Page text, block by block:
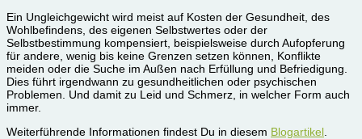
Ein Ungleichgewicht wird meist auf Kosten der Gesundheit, des
Wohlbefindens, des eigenen Selbstwertes oder der
Selbstbestimmung kompensiert, beispielsweise durch Aufopferung
für andere, wenig bis keine Grenzen setzen können, Konflikte
meiden oder die Suche im Außen nach Erfüllung und Befriedigung.
Dies führt irgendwann zu gesundheitlichen oder psychischen
Problemen. Und damit zu Leid und Schmerz, in welcher Form auch
immer.
Weiterführende Informationen findest Du in diesem Blogartikel